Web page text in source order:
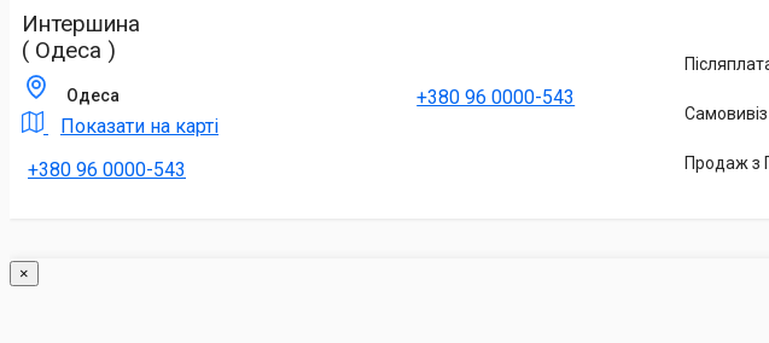
Интершина
( Одеса )
Одеса
Показати на карті
+380 96 0000-543
+380 96 0000-543
Самовивіз
Продаж з
×